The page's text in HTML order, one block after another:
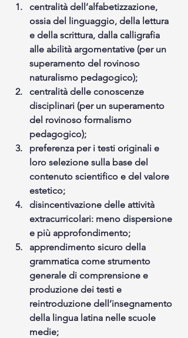
centralità dell’alfabetizzazione,
ossia del linguaggio, della lettura
e della scrittura, dalla calligrafia
alle abilità argomentative (per un
superamento del rovinoso
naturalismo pedagogico);
centralità delle conoscenze
disciplinari (per un superamento
del rovinoso formalismo
pedagogico);
preferenza per i testi originali e
loro selezione sulla base del
contenuto scientifico e del valore
estetico;
disincentivazione delle attività
extracurricolari: meno dispersione
e più approfondimento;
apprendimento sicuro della
grammatica come strumento
generale di comprensione e
produzione dei testi e
reintroduzione dell’insegnamento
della lingua latina nelle scuole
medie;